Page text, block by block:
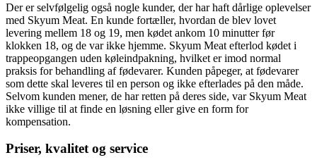
Der er selvfølgelig også nogle kunder, der har haft dårlige oplevelser
med Skyum Meat. En kunde fortæller, hvordan de blev lovet
levering mellem 18 og 19, men kødet ankom 10 minutter før
klokken 18, og de var ikke hjemme. Skyum Meat efterlod kødet i
trappeopgangen uden køleindpakning, hvilket er imod normal
praksis for behandling af fødevarer. Kunden påpeger, at fødevarer
som dette skal leveres til en person og ikke efterlades på den måde.
Selvom kunden mener, de har retten på deres side, var Skyum Meat
ikke villige til at finde en løsning eller give en form for
kompensation.
Priser, kvalitet og service